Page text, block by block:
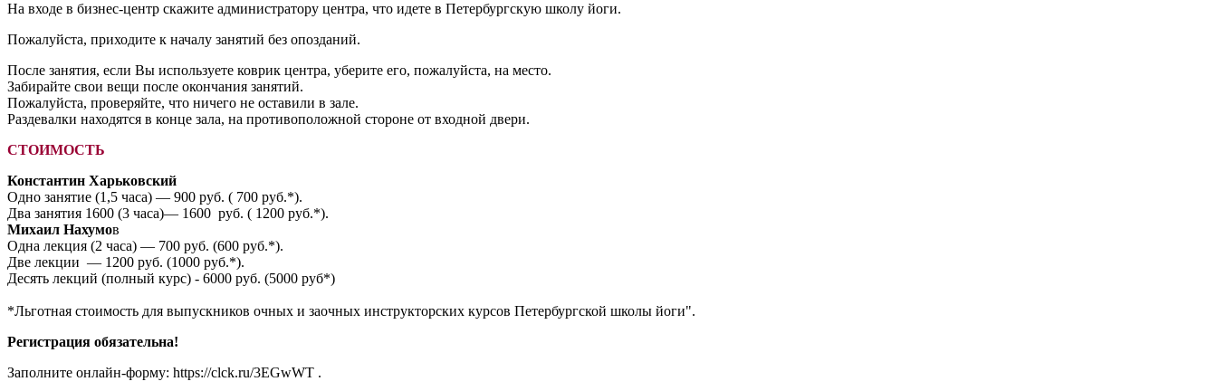
На входе в бизнес-центр скажите администратору центра, что идете в Петербургскую школу йоги.
Пожалуйста, приходите к началу занятий без опозданий.
После занятия, если Вы используете коврик центра, уберите его, пожалуйста, на место.
Забирайте свои вещи после окончания занятий.
Пожалуйста, проверяйте, что ничего не оставили в зале.
Раздевалки находятся в конце зала, на противоположной стороне от входной двери.
СТОИМОСТЬ
Константин Харьковский
Одно занятие (1,5 часа) — 900 руб. ( 700 руб.*).
Два занятия 1600 (3 часа)— 1600 руб. ( 1200 руб.*).
Михаил Нахумов
Одна лекция (2 часа) — 700 руб. (600 руб.*).
Две лекции — 1200 руб. (1000 руб.*).
Десять лекций (полный курс) - 6000 руб. (5000 руб*)
*Льготная стоимость для выпускников очных и заочных инструкторских курсов Петербургской школы йоги".
Регистрация обязательна!
Заполните онлайн-форму: https://clck.ru/3EGwWT .